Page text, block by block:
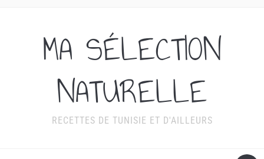
MA SÉLECTION
NATURELLE
RECETTES DE TUNISIE ET D'AILLEURS